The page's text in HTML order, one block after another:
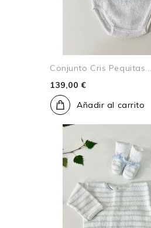
Conjunto Cris Pequitas...
139,00 €
Añadir al carrito